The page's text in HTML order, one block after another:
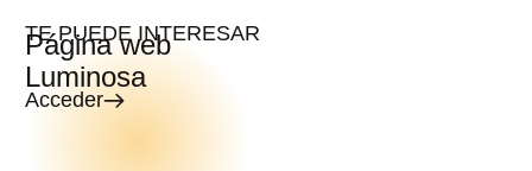
TE PUEDE INTERESAR
Página web
Luminosa
Acceder